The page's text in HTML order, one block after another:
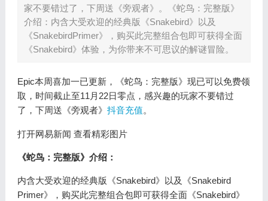
家不要错过了，下周送《旁观者》。《蛇鸟：完整版》
介绍：内含大受欢迎的经典版《Snakebird》以及
《SnakebirdPrimer》，购买此完整组合包即可获得全面
《Snakebird》体验，为你带来不可思议的解谜冒险。
Epic本周喜加一已更新，《蛇鸟：完整版》现已可以免费领
取，时间截止至11月22日零点，感兴趣的玩家不要错过
了，下周送《旁观者》 抖音充值。
打开网易新闻 查看精彩图片
《蛇鸟：完整版》介绍：
内含大受欢迎的经典版《Snakebird》以及《Snakebird
Primer》，购买此完整组合包即可获得全面《Snakebird》